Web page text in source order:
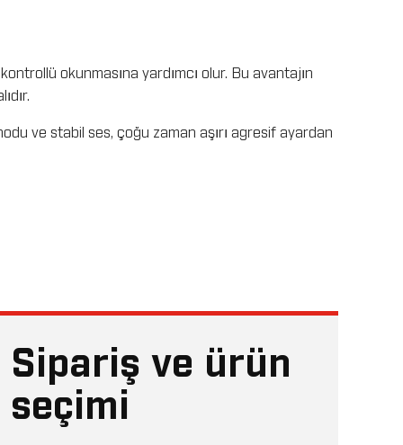
okunmasına yardımcı olur. Bu avantajın
ve stabil ses, çoğu zaman aşırı agresif ayardan
Sipariş ve ürün
seçimi